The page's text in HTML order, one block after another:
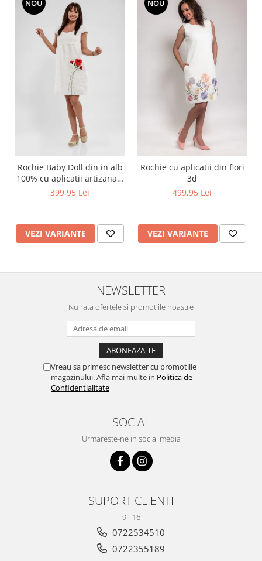
NOU
Rochie Baby Doll din in alb
100% cu aplicatii artizanale
maci rosii
399,95 Lei
VEZI VARIANTE
NOU
Rochie cu aplicatii din flori
3d
499,95 Lei
VEZI VARIANTE
NEWSLETTER
Nu rata ofertele si promotiile noastre
Vreau sa primesc newsletter cu promotiile
magazinului. Afla mai multe in Politica de
Confidentialitate
SOCIAL
Urmareste-ne in social media
SUPORT CLIENTI
9 - 16
0722534510
0722355189